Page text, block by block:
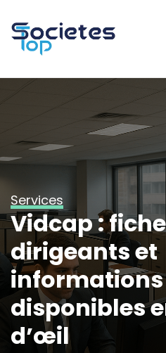
content
Services
Vidcap :
dirigeants et
disponibles
d’œil